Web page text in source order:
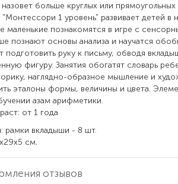
больше круглых или
1 уровень" развивает детей в
маленькие познакомятся в игре с
познают основы анализа и научатся
подготовить руку к письму, обводя
фигуру. Занятия обогатят словарь
наглядно-образное мышление и
эталоны формы, величины и цвета.
азам арифметики.
от 1 года
рамки вкладыши - 8 шт.
см.
отзывов